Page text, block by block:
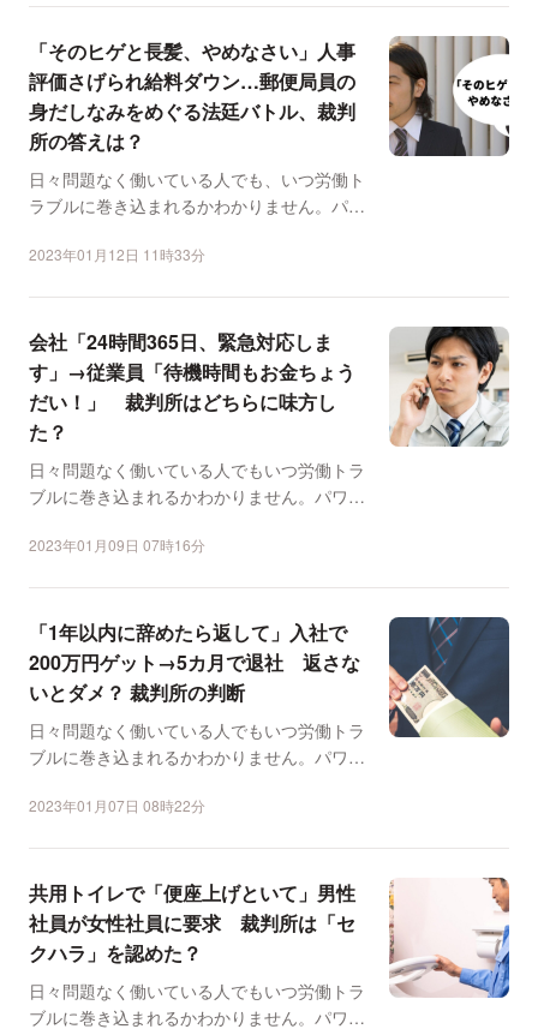
「そのヒゲと長髪、やめなさい」人事
評価さげられ給料ダウン…郵便局員の
身だしなみをめぐる法廷バトル、裁判
所の答えは？
日々問題なく働いている人でも、いつ労働ト
ラブルに巻き込まれるかわかりません。パワ
2023年01月12日 11時33分
会社「24時間365日、緊急対応しま
す」→従業員「待機時間もお金ちょう
だい！」 裁判所はどちらに味方し
た？
日々問題なく働いている人でもいつ労働トラ
ブルに巻き込まれるかわかりません。パワハ
2023年01月09日 07時16分
「1年以内に辞めたら返して」入社で
200万円ゲット→5カ月で退社 返さな
いとダメ？ 裁判所の判断
日々問題なく働いている人でもいつ労働トラ
ブルに巻き込まれるかわかりません。パワハ
2023年01月07日 08時22分
共用トイレで「便座上げといて」男性
社員が女性社員に要求 裁判所は「セ
クハラ」を認めた？
日々問題なく働いている人でもいつ労働トラ
ブルに巻き込まれるかわかりません。パワハ